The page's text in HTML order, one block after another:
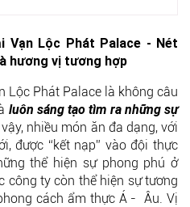
Lộc Phát Palace - Nét
hương vị tương hợp
Lộc Phát Palace là không câu
luôn sáng tạo tìm ra những sự
nhiều món ăn đa dạng, với
được “kết nạp” vào đội thực
thể hiện sự phong phú ở
công ty còn thể hiện sự tương
cách ẩm thực Á - Âu. Vị